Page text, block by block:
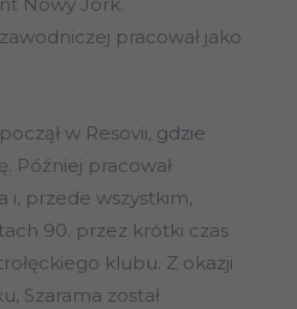
pracował jako
w Resovii, gdzie
Później pracował
i, przede wszystkim,
90. przez krótki czas
klubu. Z okazji
Szarama został